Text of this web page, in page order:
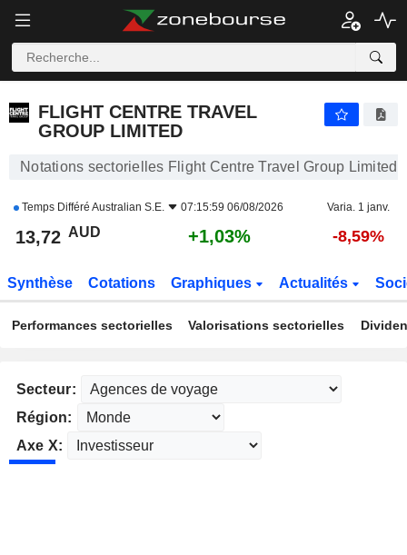
FLIGHT CENTRE TRAVEL
GROUP LIMITED
Notations sectorielles Flight Centre Travel Group Limited
Temps Différé Australian S.E. 07:15:59 06/08/2026 Varia. 1 janv.
13,72 AUD +1,03% -8,59%
Synthèse Cotations Graphiques Actualités
Performances sectorielles Valorisations sectorielles
Secteur:
Région:
Axe X: